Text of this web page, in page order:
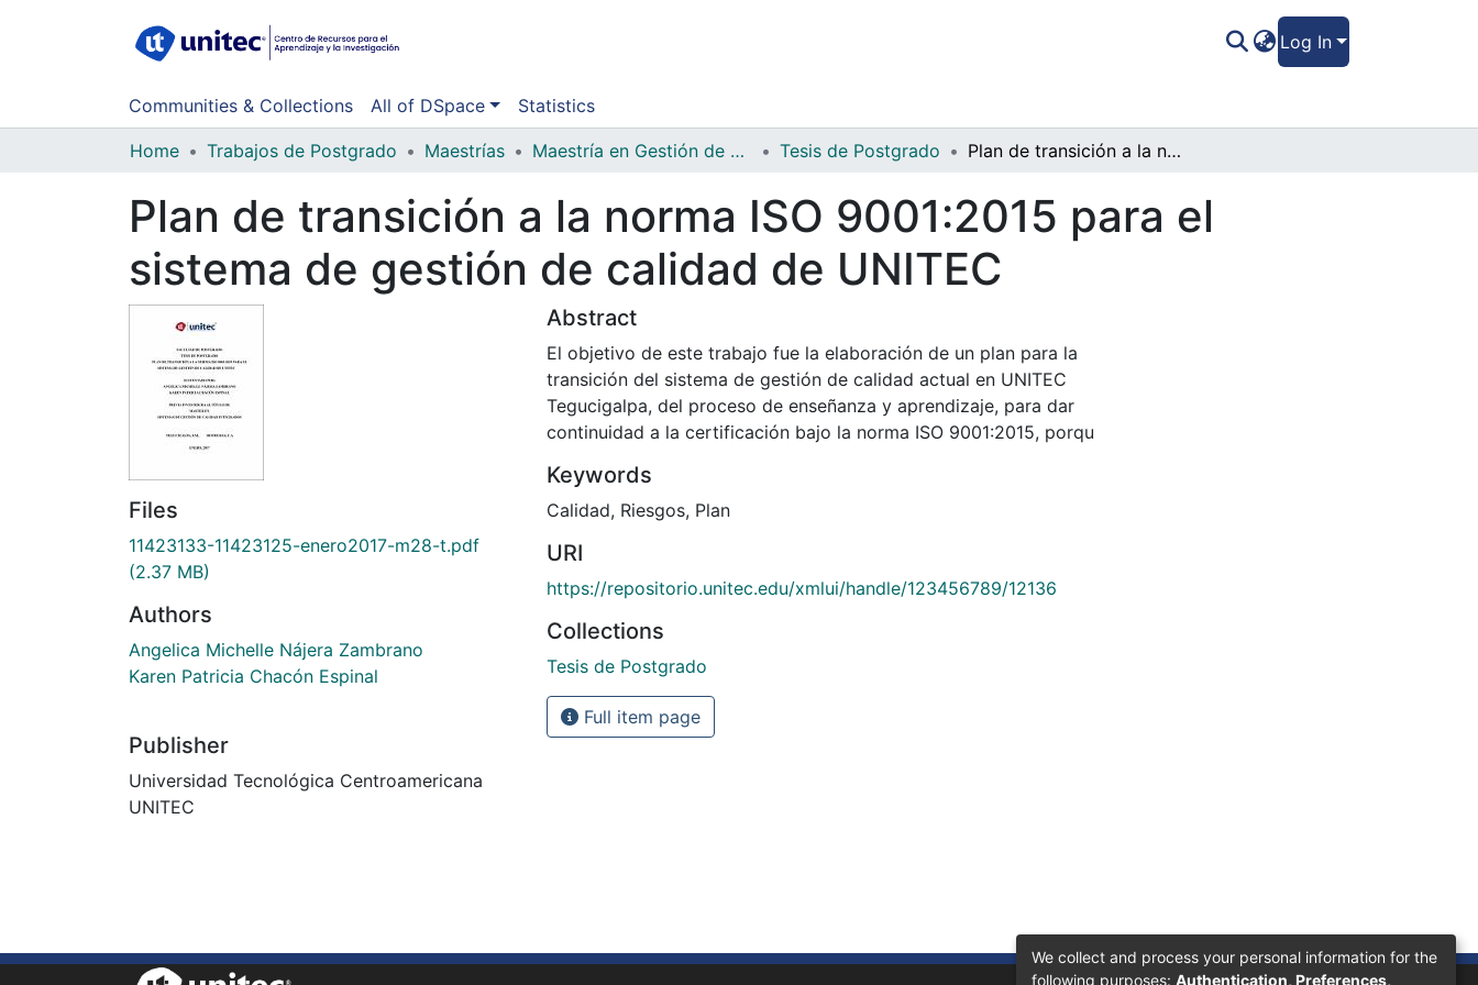
Log In
Communities & Collections All of DSpace Statistics
Home Trabajos de Postgrado Maestrías Maestría en Gestión de Calidad Integrados Tesis de Postgrado Plan de transición a la norma ISO 9001:2015 para el sistema de gestión de calidad de UNITEC
Plan de transición a la norma ISO 9001:2015 para el
sistema de gestión de calidad de UNITEC
Files
11423133-11423125-enero2017-m28-t.pdf
(2.37 MB)
Authors
Angelica Michelle Nájera Zambrano
Karen Patricia Chacón Espinal
Publisher
Universidad Tecnológica Centroamericana
UNITEC
Abstract
El objetivo de este trabajo fue la elaboración de un plan para la
transición del sistema de gestión de calidad actual en UNITEC
Tegucigalpa, del proceso de enseñanza y aprendizaje, para dar
continuidad a la certificación bajo la norma ISO 9001:2015, porqu
Keywords
Calidad, Riesgos, Plan
URI
https://repositorio.unitec.edu/xmlui/handle/123456789/12136
Collections
Tesis de Postgrado
Full item page
We collect and process your personal information for the
following purposes: Authentication, Preferences,